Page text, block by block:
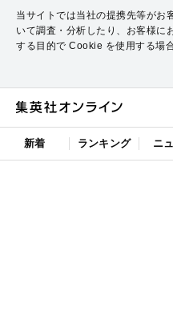
当サイトでは当社の提携先等がお
いて調査・分析したり、お客様に
する目的で Cookie を使用する場
新着 ランキング ニ